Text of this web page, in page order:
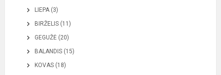
LIEPA (3)
BIRŽELIS (11)
GEGUŽĖ (20)
BALANDIS (15)
KOVAS (18)